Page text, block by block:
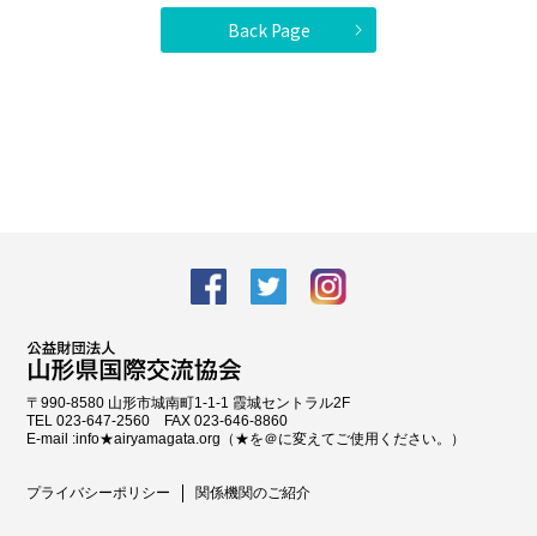
Back Page
facebook Twitter
〒990-8580 山形市城南町1-1-1 霞城セントラル2F
TEL 023-647-2560 FAX 023-646-8860
E-mail :info★airyamagata.org（★を＠に変えてご使用ください。）
プライバシーポリシー 関係機関のご紹介